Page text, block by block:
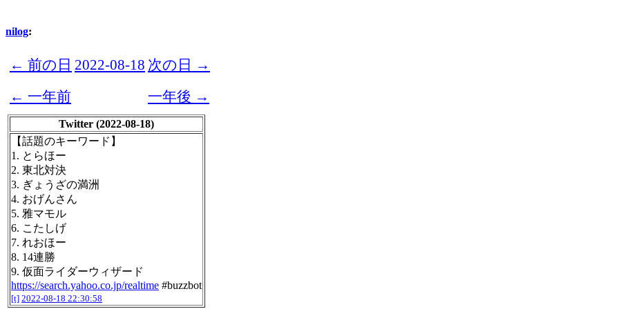
nilog:
← 前の日 2022-08-18 次の日 →
← 一年前
一年後 →
Twitter (2022-08-18)
【話題のキーワード】
1. とらほー
2. 東北対決
3. ぎょうざの満洲
4. おげんさん
5. 雅マモル
6. こたしげ
7. れおほー
8. 14連勝
9. 仮面ライダーウィザード
https://search.yahoo.co.jp/realtime #buzzbot
[t] 2022-08-18 22:30:58